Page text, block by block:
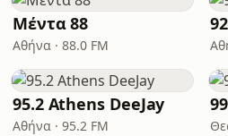
Μέντα 88
Αθήνα · 88.0 FM
95.2 Athens DeeJay
Αθήνα · 95.2 FM